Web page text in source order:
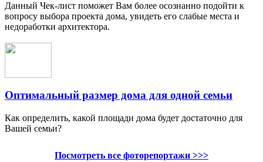
Данный Чек-лист поможет Вам более осознанно подойти к
вопросу выбора проекта дома, увидеть его слабые места и
недоработки архитектора.
Оптимальный размер дома для одной семьи
Как определить, какой площади дома будет достаточно для
Вашей семьи?
Посмотреть все фоторепортажи >>>